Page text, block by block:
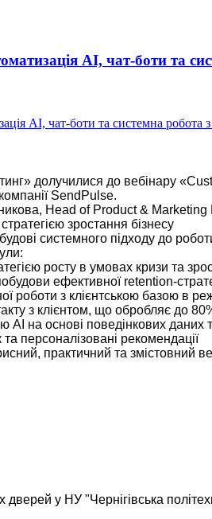
AI, чат-боти та
долучилися до вебінару
SendPulse.
Head of Product &
зростання бізнесу
системного підходу до
росту в умовах кризи та
ефективної retention-
роботи з клієнтською базою в
з клієнтом, що обробляє до
AI на основі поведінкових даних
персоналізовані рекомендації
практичний та змістовний
у НУ "Чернігівська